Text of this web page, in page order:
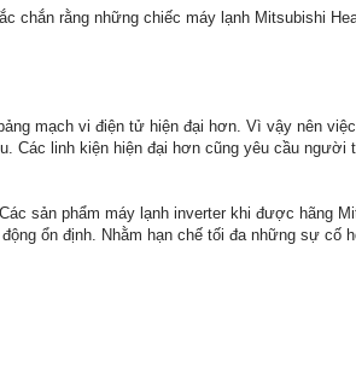
chắn rằng những chiếc máy lạnh Mitsubishi
mạch vi điện tử hiện đại hơn. Vì vậy nên
Các linh kiện hiện đại hơn cũng yêu cầu
sản phẩm máy lạnh inverter khi được hãng
ổn định. Nhằm hạn chế tối đa những sự cố